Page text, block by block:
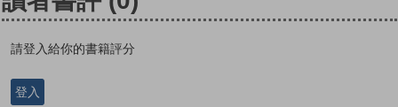
請登入給你的書籍評分
登入